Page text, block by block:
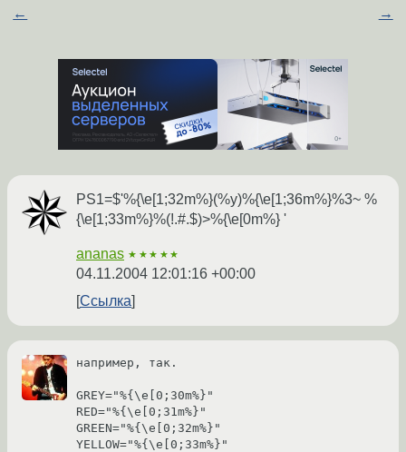
← →
PS1=$'%{\e[1;32m%}(%y)%{\e[1;36m%}%3~ %
{\e[1;33m%}%(!.#.$)>%{\e[0m%} '
ananas ★★★★★
04.11.2004 12:01:16 +00:00
Ссылка
например, так.
GREY="%{\e[0;30m%}"
RED="%{\e[0;31m%}"
GREEN="%{\e[0;32m%}"
YELLOW="%{\e[0;33m%}"